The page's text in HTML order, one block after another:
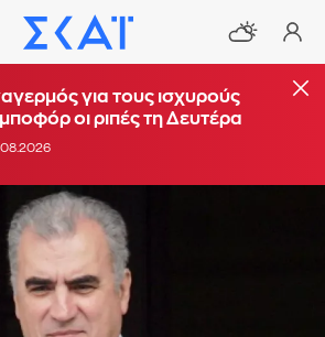
για τους ισχυρούς
οι ριπές τη Δευτέρα